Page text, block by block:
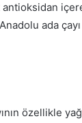
ada
özellikle